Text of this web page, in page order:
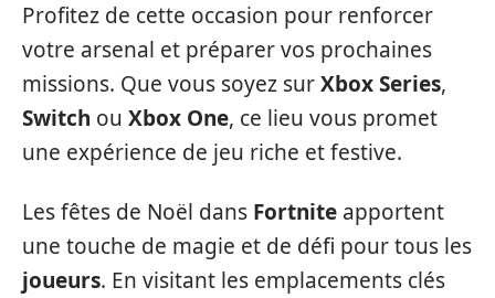
Profitez de cette occasion pour renforcer
votre arsenal et préparer vos prochaines
missions. Que vous soyez surXbox Series,
Switch ou Xbox One, ce lieu vous promet
une expérience de jeu riche et festive.
Les fêtes de Noël dans Fortnite apportent
une touche de magie et de défi pour tous les
joueurs. En visitant les emplacements clés